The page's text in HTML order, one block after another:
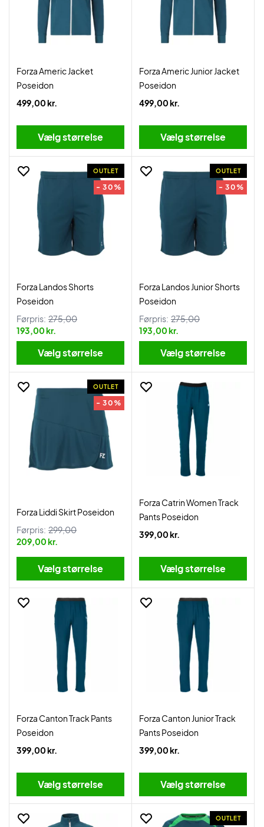
Forza Americ Jacket
Poseidon
499,00 kr.
Vælg størrelse
Forza Americ Junior Jacket
Poseidon
499,00 kr.
Vælg størrelse
OUTLET
- 30%
Forza Landos Shorts
Poseidon
Førpris: 275,00
193,00 kr.
Vælg størrelse
OUTLET
- 30%
Forza Landos Junior Shorts
Poseidon
Førpris: 275,00
193,00 kr.
Vælg størrelse
OUTLET
- 30%
Forza Liddi Skirt Poseidon
Førpris: 299,00
209,00 kr.
Vælg størrelse
Forza Catrin Women Track
Pants Poseidon
399,00 kr.
Vælg størrelse
Forza Canton Track Pants
Poseidon
399,00 kr.
Vælg størrelse
Forza Canton Junior Track
Pants Poseidon
399,00 kr.
Vælg størrelse
OUTLET